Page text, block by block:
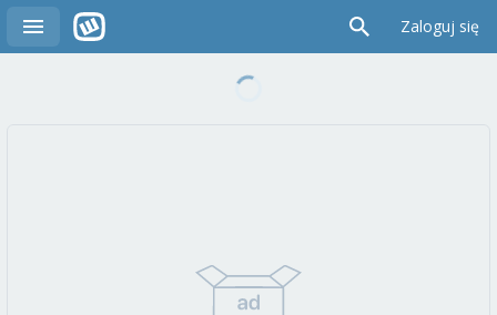
Zaloguj się